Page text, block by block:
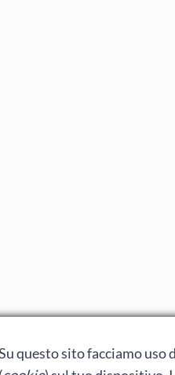
questo sito facciamo